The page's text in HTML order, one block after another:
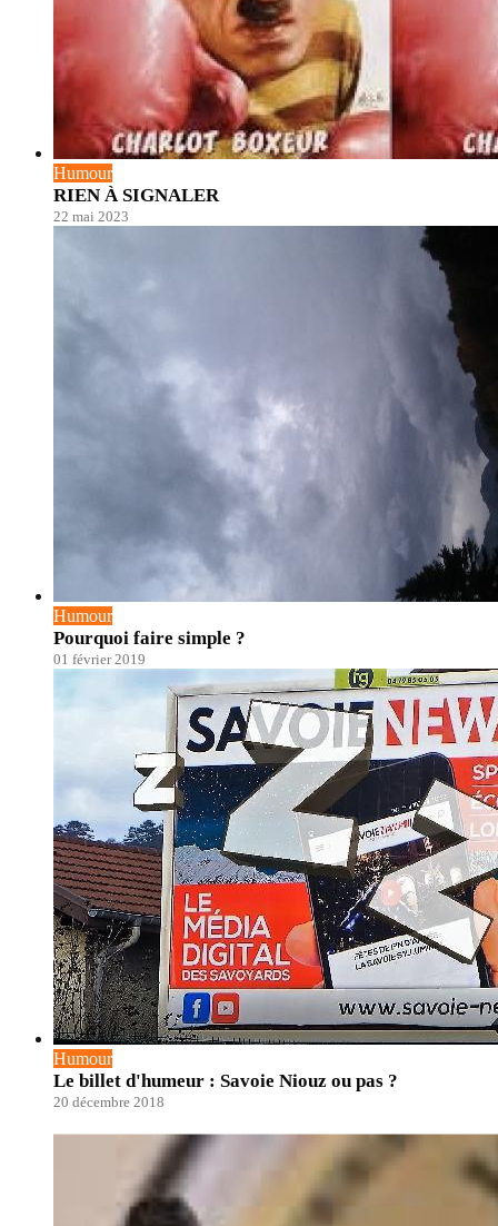
Humour
RIEN À SIGNALER
22 mai 2023
Humour
Pourquoi faire simple ?
01 février 2019
Humour
Le billet d'humeur : Savoie Niouz ou pas ?
20 décembre 2018